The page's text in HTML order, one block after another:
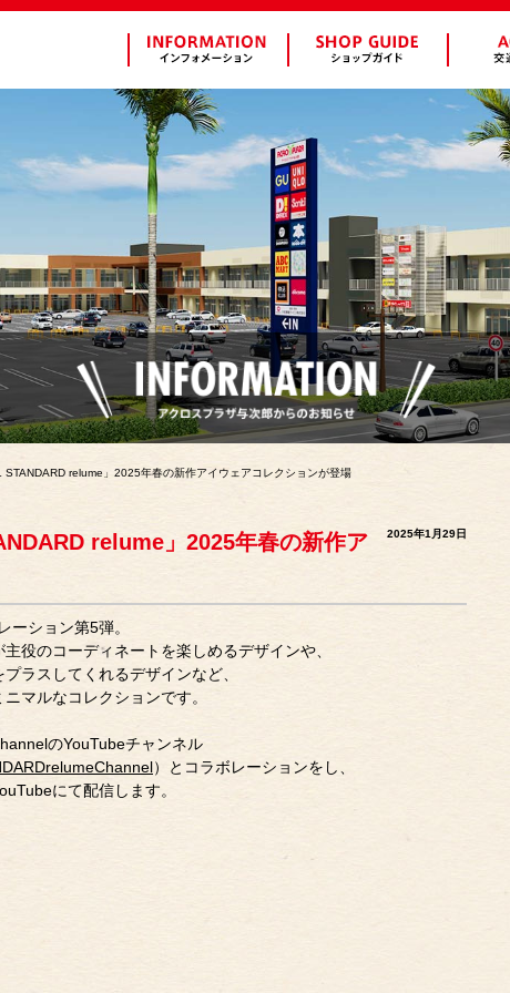
relume」2025年春の新作アイウェアコレクションが登場
2025年1月29日
relume」2025年春の新作ア
ーション第5弾。
役のコーディネートを楽しめるデザインや、
ラスしてくれるデザインなど、
マルなコレクションです。
のYouTubeチャンネル
）とコラボレーションをし、
にて配信します。